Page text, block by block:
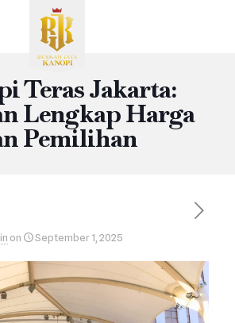
Teras Jakarta:
Lengkap Harga
Pemilihan
on September 1, 2025